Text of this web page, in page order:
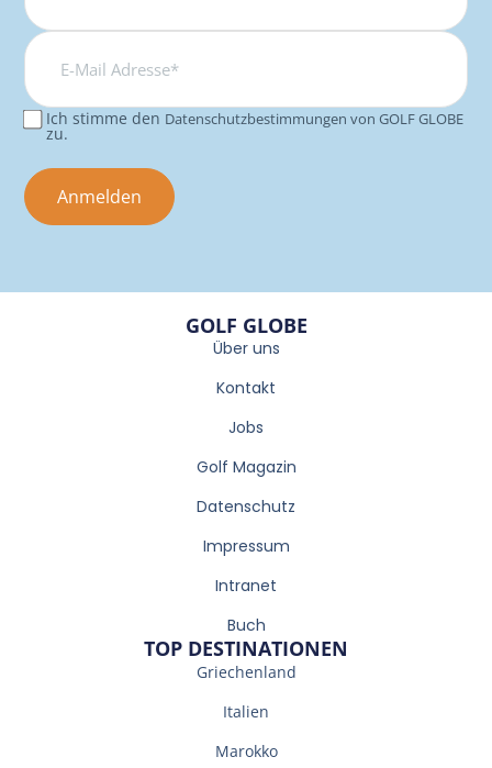
E-
Mail
Adresse*
Consent
Ich stimme den Datenschutzbestimmungen von GOLF GLOBE
zu.
GOLF GLOBE
Über uns
Kontakt
Jobs
Golf Magazin
Datenschutz
Impressum
Intranet
Buch
TOP DESTINATIONEN
Griechenland
Italien
Marokko